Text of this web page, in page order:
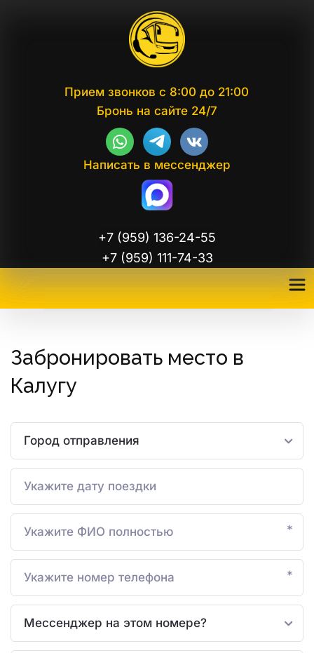
Прием звонков с 8:00 до 21:00
Бронь на сайте 24/7
Написать в мессенджер
+7 (959) 136-24-55
+7 (959) 111-74-33
Забронировать место в
Калугу
*
*